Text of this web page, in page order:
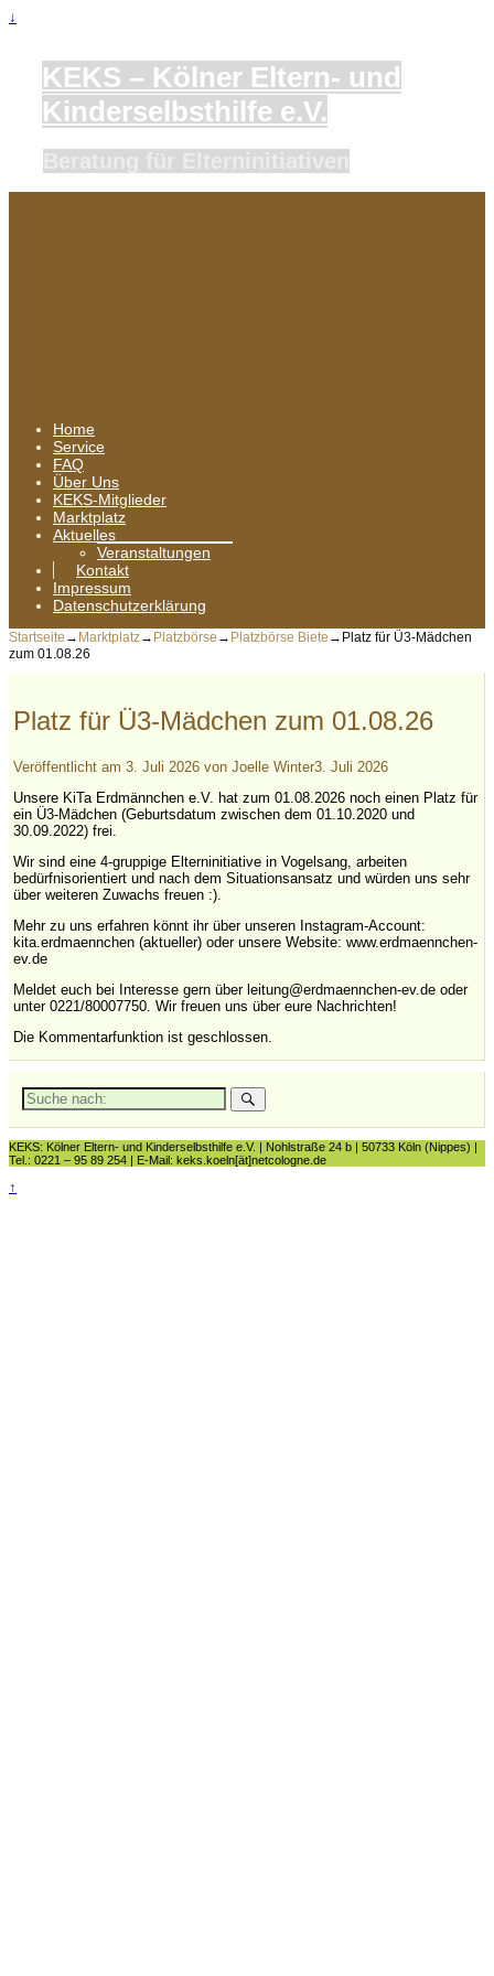
↓
KEKS – Kölner Eltern- und
Kinderselbsthilfe e.V.
Home
Service
FAQ
Über Uns
KEKS-Mitglieder
Marktplatz
Aktuelles
Veranstaltungen
Kontakt
Impressum
Datenschutzerklärung
Startseite → Marktplatz→ Platzbörse → Platzbörse Biete → Platz für Ü3-Mädchen
zum 01.08.26
Platz für Ü3-Mädchen zum 01.08.26
Veröffentlicht am3. Juli 2026 vonJoelle Winter3. Juli 2026
Unsere KiTa Erdmännchen e.V. hat zum 01.08.2026 noch einen Platz für
ein Ü3-Mädchen (Geburtsdatum zwischen dem 01.10.2020 und
30.09.2022) frei.
Wir sind eine 4-gruppige Elterninitiative in Vogelsang, arbeiten
bedürfnisorientiert und nach dem Situationsansatz und würden uns sehr
über weiteren Zuwachs freuen :).
Mehr zu uns erfahren könnt ihr über unseren Instagram-Account:
kita.erdmaennchen (aktueller) oder unsere Website: www.erdmaennchen-
ev.de
Meldet euch bei Interesse gern über leitung@erdmaennchen-ev.de oder
unter 0221/80007750. Wir freuen uns über eure Nachrichten!
Die Kommentarfunktion ist geschlossen.
Suche
nach:
KEKS: Kölner Eltern- und Kinderselbsthilfe e.V. | Nohlstraße 24 b | 50733 Köln (Nippes) |
Tel.: 0221 – 95 89 254 | E-Mail: keks.koeln[ät]netcologne.de
↑